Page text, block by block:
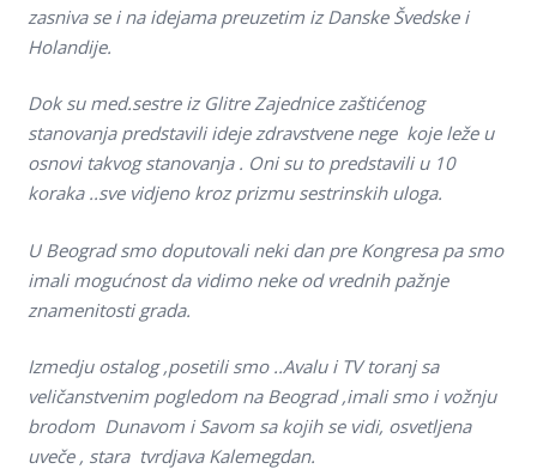
zasniva se i na idejama preuzetim iz Danske Švedske i
Holandije.
Dok su med.sestre iz Glitre Zajednice zaštićenog
stanovanja predstavili ideje zdravstvene nege koje leže u
osnovi takvog stanovanja . Oni su to predstavili u 10
koraka ..sve vidjeno kroz prizmu sestrinskih uloga.
U Beograd smo doputovali neki dan pre Kongresa pa smo
imali mogućnost da vidimo neke od vrednih pažnje
znamenitosti grada.
Izmedju ostalog ,posetili smo ..Avalu i TV toranj sa
veličanstvenim pogledom na Beograd ,imali smo i vožnju
brodom Dunavom i Savom sa kojih se vidi, osvetljena
uveče , stara tvrdjava Kalemegdan.